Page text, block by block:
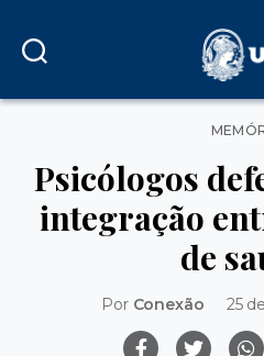
Psicólogos
integração
de
Por Conexão 25